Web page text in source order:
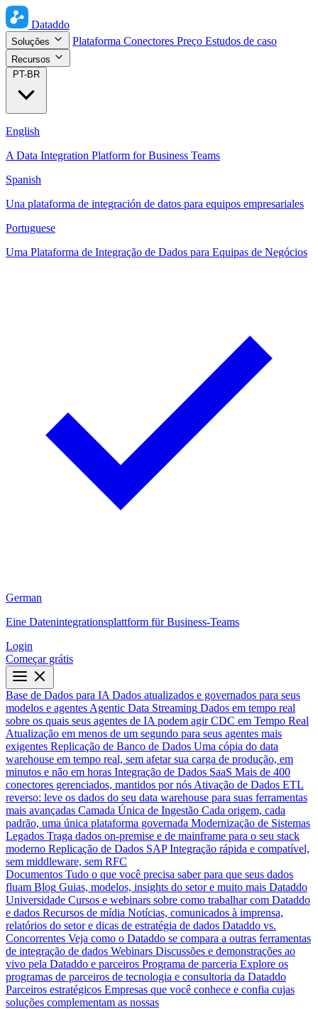
Dataddo
Soluções Plataforma Conectores Preço Estudos de caso
Recursos
PT-BR
English
A Data Integration Platform for Business Teams
Spanish
Una plataforma de integración de datos para equipos empresariales
Portuguese
Uma Plataforma de Integração de Dados para Equipas de Negócios
German
Eine Datenintegrationsplattform für Business-Teams
Login
Começar grátis
Base de Dados para IA Dados atualizados e governados para seus
modelos e agentes Agentic Data Streaming Dados em tempo real
sobre os quais seus agentes de IA podem agir CDC em Tempo Real
Atualização em menos de um segundo para seus agentes mais
exigentes Replicação de Banco de Dados Uma cópia do data
warehouse em tempo real, sem afetar sua carga de produção, em
minutos e não em horas Integração de Dados SaaS Mais de 400
conectores gerenciados, mantidos por nós Ativação de Dados ETL
reverso: leve os dados do seu data warehouse para suas ferramentas
mais avançadas Camada Única de Ingestão Cada origem, cada
padrão, uma única plataforma governada Modernização de Sistemas
Legados Traga dados on-premise e de mainframe para o seu stack
moderno Replicação de Dados SAP Integração rápida e compatível,
sem middleware, sem RFC
Documentos Tudo o que você precisa saber para que seus dados
fluam Blog Guias, modelos, insights do setor e muito mais Dataddo
Universidade Cursos e webinars sobre como trabalhar com Dataddo
e dados Recursos de mídia Notícias, comunicados à imprensa,
relatórios do setor e dicas de estratégia de dados Dataddo vs.
Concorrentes Veja como o Dataddo se compara a outras ferramentas
de integração de dados Webinars Discussões e demonstrações ao
vivo pela Dataddo e parceiros Programa de parceria Explore os
programas de parceiros de tecnologia e consultoria da Dataddo
Parceiros estratégicos Empresas que você conhece e confia cujas
soluções complementam as nossas